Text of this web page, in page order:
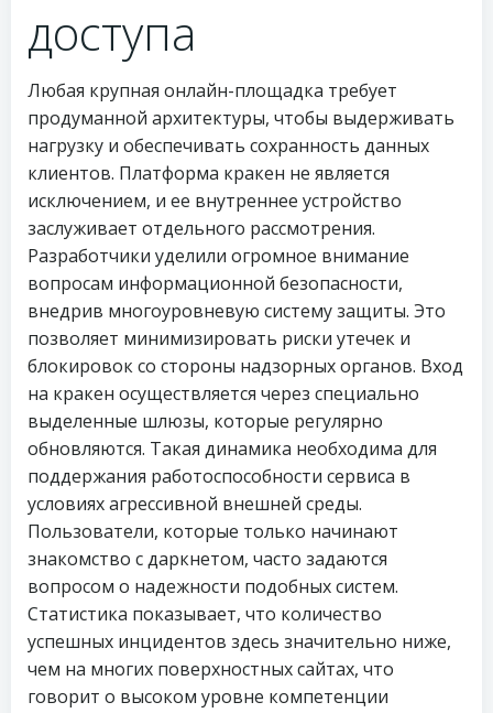
доступа
Любая крупная онлайн-площадка требует
продуманной архитектуры, чтобы выдерживать
нагрузку и обеспечивать сохранность данных
клиентов. Платформа кракен не является
исключением, и ее внутреннее устройство
заслуживает отдельного рассмотрения.
Разработчики уделили огромное внимание
вопросам информационной безопасности,
внедрив многоуровневую систему защиты. Это
позволяет минимизировать риски утечек и
блокировок со стороны надзорных органов. Вход
на кракен осуществляется через специально
выделенные шлюзы, которые регулярно
обновляются. Такая динамика необходима для
поддержания работоспособности сервиса в
условиях агрессивной внешней среды.
Пользователи, которые только начинают
знакомство с даркнетом, часто задаются
вопросом о надежности подобных систем.
Статистика показывает, что количество
успешных инцидентов здесь значительно ниже,
чем на многих поверхностных сайтах, что
говорит о высоком уровне компетенции